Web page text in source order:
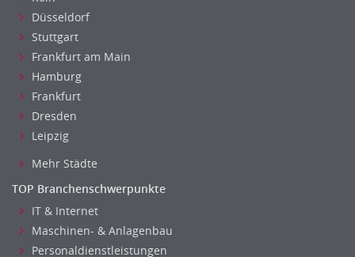
Fotografie, Video
Grafik- und Kommunikationsdesign
Medien-, Screen-, Webdesign
Modedesign, Schmuckdesign
Produktdesign, Industriedesign
Theater, Schauspiel, Musik, Tanz
Beschaffungslogistik
Disposition
Entsorgungslogistik
Fuhrparkmanagement
Düsseldorf
Stuttgart
Frankfurt am Main
Hamburg
Frankfurt
Dresden
Leipzig
Mehr Städte
TOP Branchenschwerpunkte
IT & Internet
Maschinen- & Anlagenbau
Personaldienstleistungen